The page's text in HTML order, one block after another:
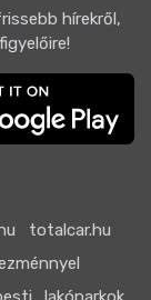
hírekről,
totalcar.hu